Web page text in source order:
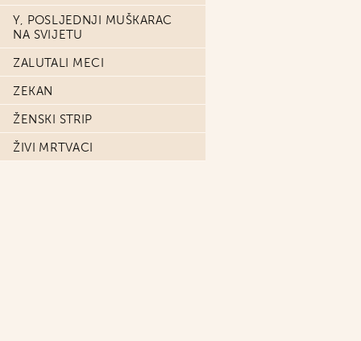
Y, POSLJEDNJI MUŠKARAC
NA SVIJETU
ZALUTALI MECI
ZEKAN
ŽENSKI STRIP
ŽIVI MRTVACI